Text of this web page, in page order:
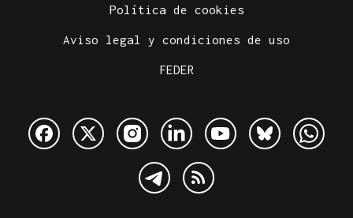
Política de cookies
Aviso legal y condiciones de uso
FEDER